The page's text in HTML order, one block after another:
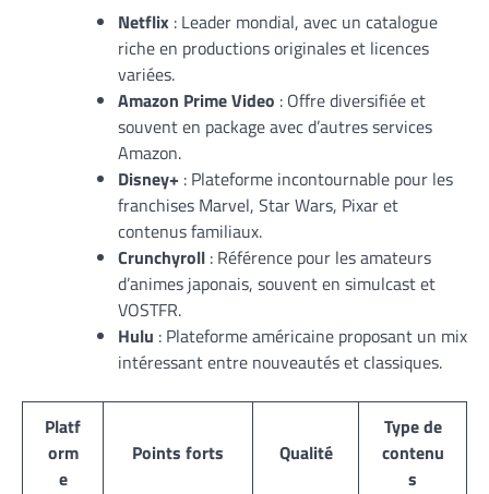
Netflix : Leader mondial, avec un catalogue
riche en productions originales et licences
variées.
Amazon Prime Video : Offre diversifiée et
souvent en package avec d’autres services
Amazon.
Disney+ : Plateforme incontournable pour les
franchises Marvel, Star Wars, Pixar et
contenus familiaux.
Crunchyroll : Référence pour les amateurs
d’animes japonais, souvent en simulcast et
VOSTFR.
Hulu : Plateforme américaine proposant un mix
intéressant entre nouveautés et classiques.
Platf
orm
e
Points forts Qualité
Type de
contenu
s